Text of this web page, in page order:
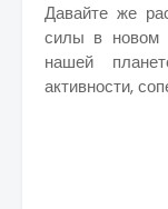
Давайте же
силы в новом
нашей
активности,